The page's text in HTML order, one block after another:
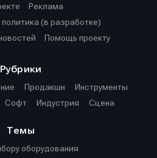
Реклама
(в разработке)
Помощь проекту
Рубрики
Продакшн
Инструменты
Софт Индустрия Сцена
Темы
оборудования